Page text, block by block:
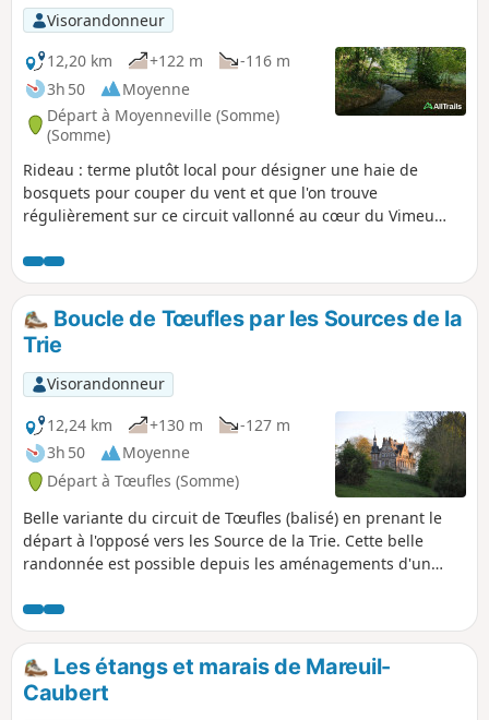
Visorandonneur
12,20 km
+122 m
-116 m
3h 50
Moyenne
Départ à Moyenneville (Somme)
(Somme)
Rideau : terme plutôt local pour désigner une haie de
bosquets pour couper du vent et que l'on trouve
régulièrement sur ce circuit vallonné au cœur du Vimeu
près du manoir de Chaussoy qu'il ne faut pas manquer
d'admirer, avant d'entreprendre une belle grimpette en
sous-bois. Ce circuit est balisé par le département, cette
version est raccourcie.
Boucle de Tœufles par les Sources de la
Trie
Visorandonneur
12,24 km
+130 m
-127 m
3h 50
Moyenne
Départ à Tœufles (Somme)
Belle variante du circuit de Tœufles (balisé) en prenant le
départ à l'opposé vers les Source de la Trie. Cette belle
randonnée est possible depuis les aménagements d'un
Communauté de Communes du Vimeu.
Les étangs et marais de Mareuil-
Caubert